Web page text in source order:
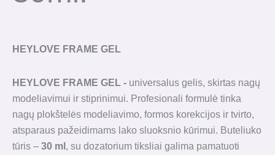
HEYLOVE FRAME GEL
HEYLOVE FRAME GEL - universalus gelis, skirtas nagų
modeliavimui ir stiprinimui. Profesionali formulė tinka
nagų plokštelės modeliavimo, formos korekcijos ir tvirto,
atsparaus pažeidimams lako sluoksnio kūrimui. Buteliuko
tūris – 30 ml , su dozatorium tiksliai galima pamatuoti